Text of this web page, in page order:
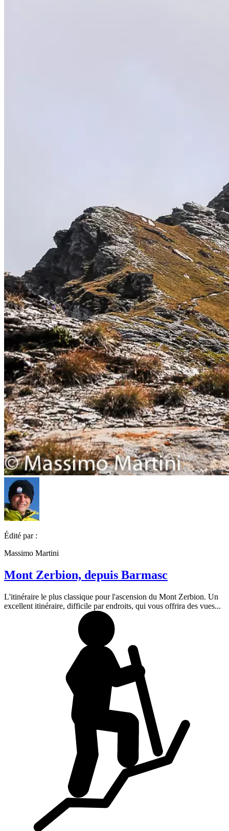
Édité par :
Massimo Martini
Mont Zerbion, depuis Barmasc
L'itinéraire le plus classique pour l'ascension du Mont Zerbion. Un
excellent itinéraire, difficile par endroits, qui vous offrira des vues...